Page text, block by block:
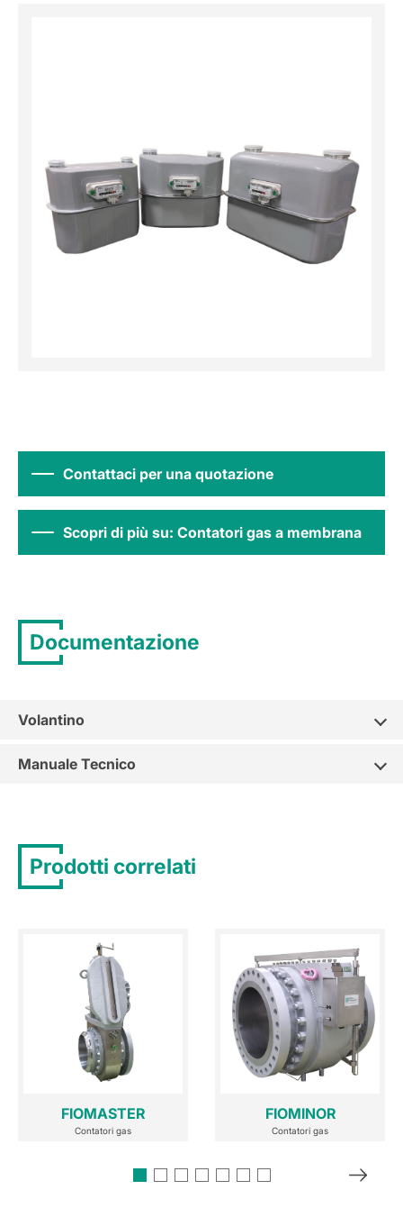
Contattaci per una quotazione
Scopri di più su: Contatori gas a membrana
Documentazione
Volantino
Manuale Tecnico
Prodotti correlati
FIOMASTER
Contatori gas
FIOMINOR
Contatori gas